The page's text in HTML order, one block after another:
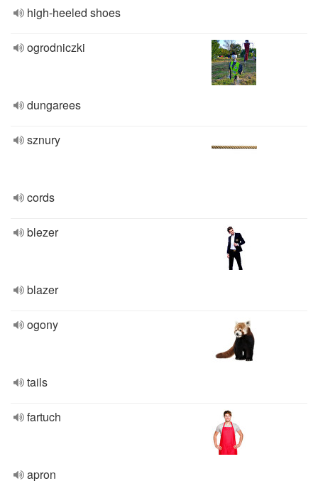
high-heeled shoes
ogrodniczki
dungarees
sznury
cords
blezer
blazer
ogony
tails
fartuch
apron